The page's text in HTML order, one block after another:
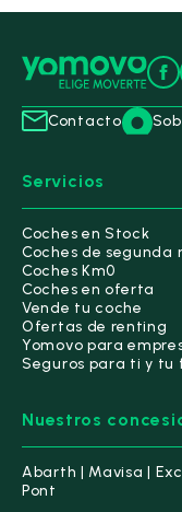
Contacto
Servicios
Coches en Stock
Coches de segunda
Coches Km0
Coches en oferta
Vende tu coche
Ofertas de renting
Yomovo para
Seguros para ti y tu
Nuestros
Abarth | Mavisa |
Pont